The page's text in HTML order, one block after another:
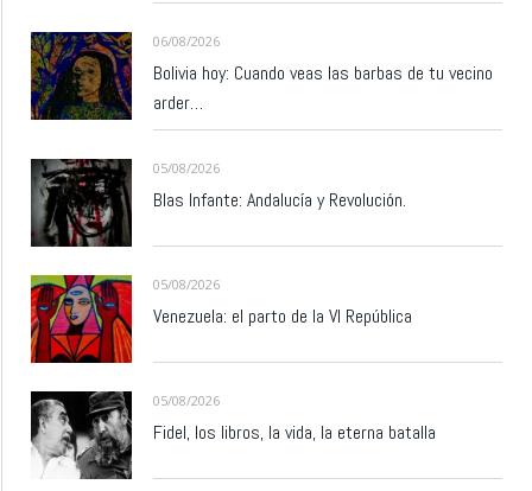
06/08/2026
Bolivia hoy: Cuando veas las barbas de tu vecino
arder…
05/08/2026
Blas Infante: Andalucía y Revolución.
05/08/2026
Venezuela: el parto de la VI República
05/08/2026
Fidel, los libros, la vida, la eterna batalla